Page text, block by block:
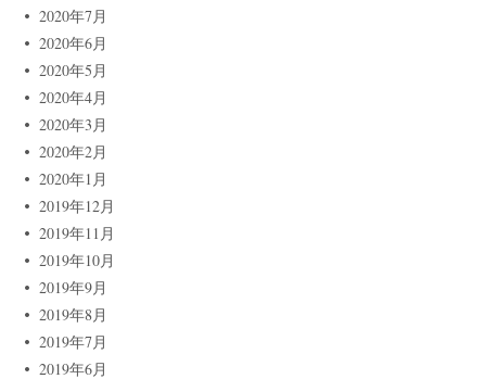
2020年7月
2020年6月
2020年5月
2020年4月
2020年3月
2020年2月
2020年1月
2019年12月
2019年11月
2019年10月
2019年9月
2019年8月
2019年7月
2019年6月